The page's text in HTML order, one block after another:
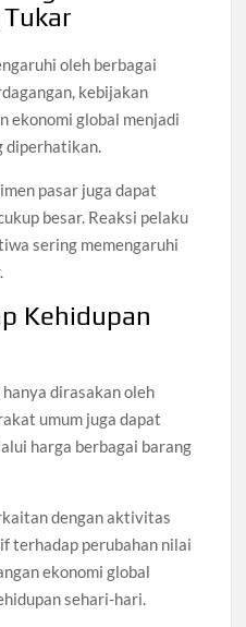
oleh berbagai
kebijakan
ekonomi global menjadi
diperhatikan.
pasar juga dapat
besar. Reaksi pelaku
sering memengaruhi
Kehidupan
dirasakan oleh
umum juga dapat
harga berbagai barang
dengan aktivitas
terhadap perubahan nilai
ekonomi global
sehari-hari.